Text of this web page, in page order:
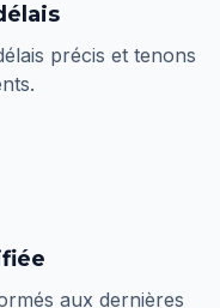
précis et tenons
aux dernières